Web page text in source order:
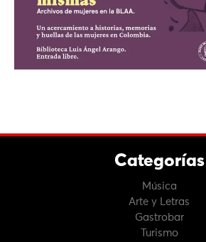
Categorías
Música
Arte y Letras
Gastrobar
Turismo